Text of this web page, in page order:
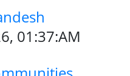
01:37:AM